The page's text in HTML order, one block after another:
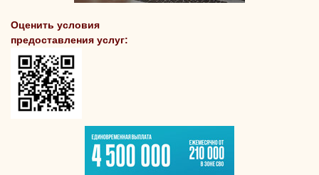
Оценить условия
предоставления услуг: